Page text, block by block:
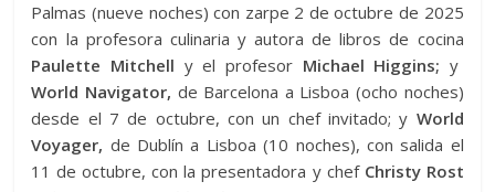
Palmas (nueve noches) con zarpe 2 de octubre de 2025
con la profesora culinaria y autora de libros de cocina
Paulette Mitchell y el profesor Michael Higgins; y
World Navigator, de Barcelona a Lisboa (ocho noches)
desde el 7 de octubre, con un chef invitado; y World
Voyager, de Dublín a Lisboa (10 noches), con salida el
11 de octubre, con la presentadora y chef Christy Rost